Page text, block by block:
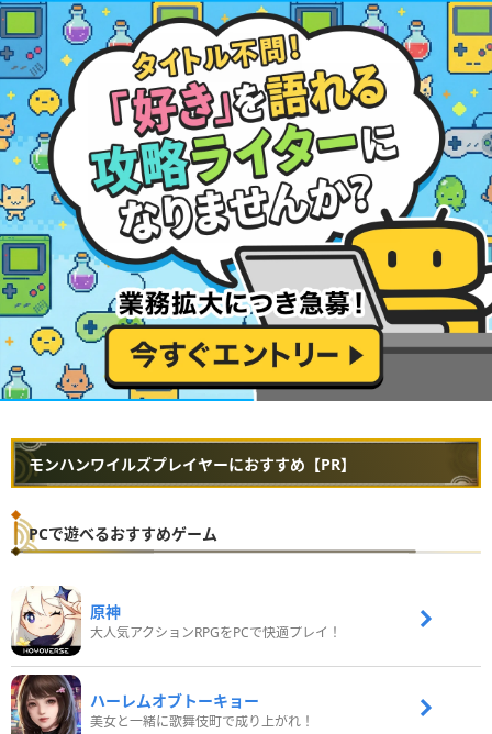
モンハンワイルズプレイヤーにおすすめ【PR】
PCで遊べるおすすめゲーム
原神
大人気アクションRPGをPCで快適プレイ！
ハーレムオブトーキョー
美女と一緒に歌舞伎町で成り上がれ！